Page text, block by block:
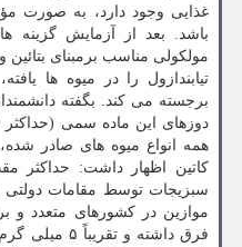
غذایی وجود دارد، به صورت
باشد. بعد از آزمایش گزینه
مولکولی مناسب برمبنای بتائین
تیابندازول را در میوه ها
برجسته می کند. بگفته
همه انواع میوه های صادر
کاتین اظهار داشت: حداکثر
سبزیجات توسط مقامات دولتی
موازین در کشورهای متعدد و
فرق داشته و